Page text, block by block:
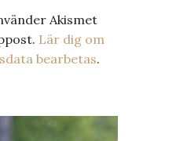
Akismet
Lär dig om
bearbetas.